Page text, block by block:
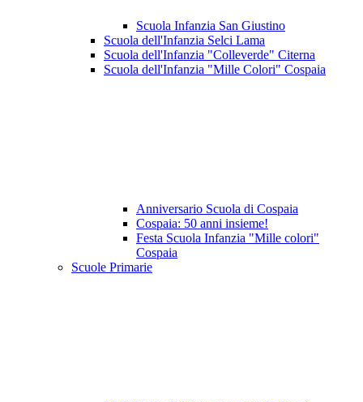
Scuola Infanzia San Giustino
Scuola dell'Infanzia Selci Lama
Scuola dell'Infanzia "Colleverde" Citerna
Scuola dell'Infanzia "Mille Colori" Cospaia
Anniversario Scuola di Cospaia
Cospaia: 50 anni insieme!
Festa Scuola Infanzia "Mille colori"
Cospaia
Scuole Primarie